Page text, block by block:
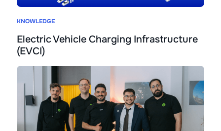
KNOWLEDGE
Electric Vehicle Charging Infrastructure
(EVCI)